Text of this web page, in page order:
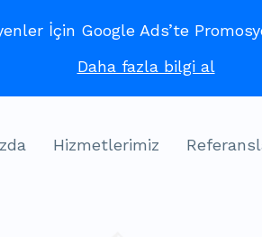
İçin Google Ads’te
Daha fazla bilgi al
Hizmetlerimiz